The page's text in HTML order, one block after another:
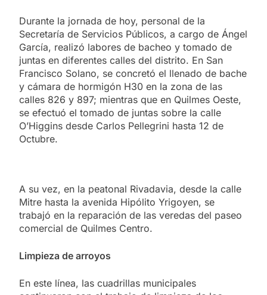
Durante la jornada de hoy, personal de la
Secretaría de Servicios Públicos, a cargo de Ángel
García, realizó labores de bacheo y tomado de
juntas en diferentes calles del distrito. En San
Francisco Solano, se concretó el llenado de bache
y cámara de hormigón H30 en la zona de las
calles 826 y 897; mientras que en Quilmes Oeste,
se efectuó el tomado de juntas sobre la calle
O’Higgins desde Carlos Pellegrini hasta 12 de
Octubre.
A su vez, en la peatonal Rivadavia, desde la calle
Mitre hasta la avenida Hipólito Yrigoyen, se
trabajó en la reparación de las veredas del paseo
comercial de Quilmes Centro.
Limpieza de arroyos
En este línea, las cuadrillas municipales